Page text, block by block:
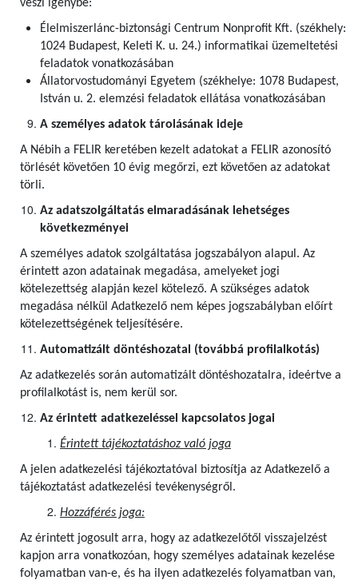
veszi igénybe:
Élelmiszerlánc-biztonsági Centrum Nonprofit Kft. (székhely:
1024 Budapest, Keleti K. u. 24.) informatikai üzemeltetési
feladatok vonatkozásában
Állatorvostudományi Egyetem (székhelye: 1078 Budapest,
István u. 2. elemzési feladatok ellátása vonatkozásában
A személyes adatok tárolásának ideje
A Nébih a FELIR keretében kezelt adatokat a FELIR azonosító
törlését követően 10 évig megőrzi, ezt követően az adatokat
törli.
Az adatszolgáltatás elmaradásának lehetséges
következményei
A személyes adatok szolgáltatása jogszabályon alapul. Az
érintett azon adatainak megadása, amelyeket jogi
kötelezettség alapján kezel kötelező. A szükséges adatok
megadása nélkül Adatkezelő nem képes jogszabályban előírt
kötelezettségének teljesítésére.
Automatizált döntéshozatal (továbbá profilalkotás)
Az adatkezelés során automatizált döntéshozatalra, ideértve a
profilalkotást is, nem kerül sor.
Az érintett adatkezeléssel kapcsolatos jogai
Érintett tájékoztatáshoz való joga
A jelen adatkezelési tájékoztatóval biztosítja az Adatkezelő a
tájékoztatást adatkezelési tevékenységről.
Hozzáférés joga:
Az érintett jogosult arra, hogy az adatkezelőtől visszajelzést
kapjon arra vonatkozóan, hogy személyes adatainak kezelése
folyamatban van-e, és ha ilyen adatkezelés folyamatban van,